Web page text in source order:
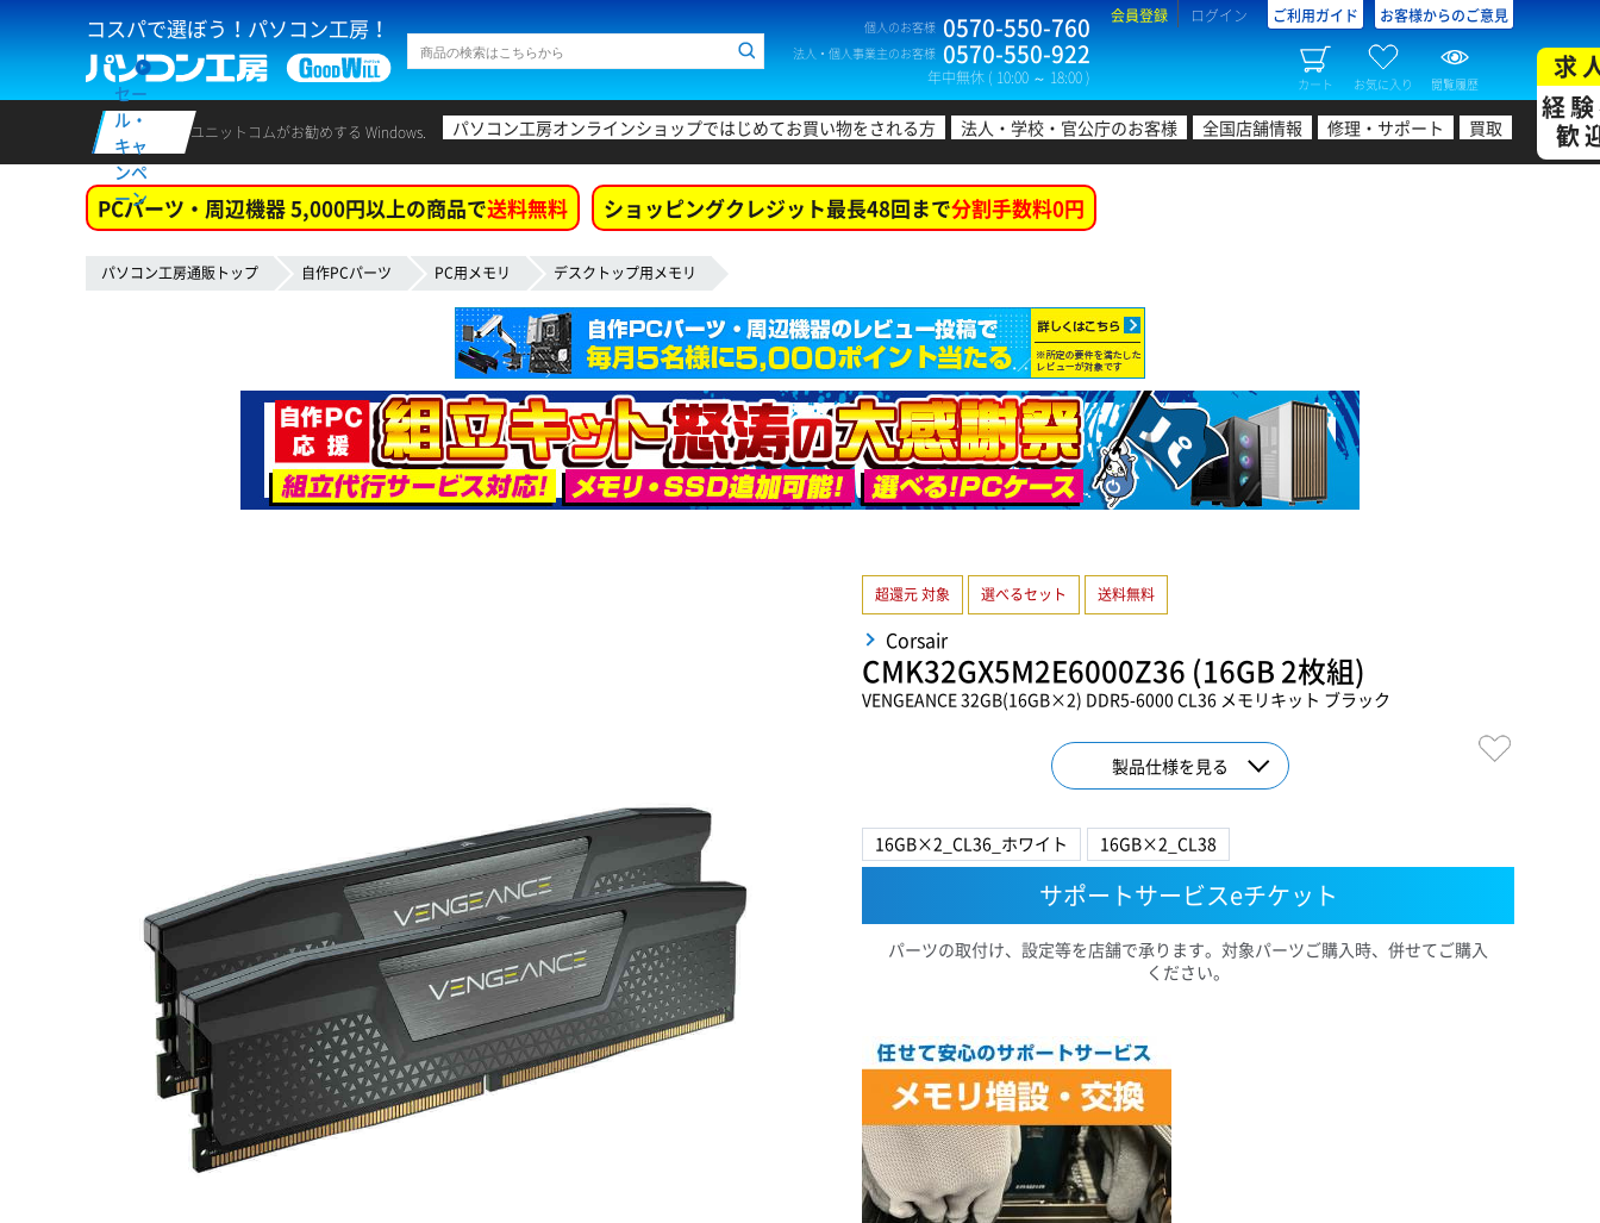
コスパで選ぼう！パソコン工房！ 個人のお客様 0570-550-760
法人・個人事業主のお客様 0570-550-922
年中無休 ( 10:00 ～ 18:00 )
会員登録 ログイン ご利用ガイド お客様からのご意見
カート お気に入り 閲覧履歴
セー
ル・
キャ
ンペ
ーン
ユニットコムがお勧めする Windows. パソコン工房オンラインショップではじめてお買い物をされる方 法人・学校・官公庁のお客様 全国店舗情報 修理・サポート 買取
求
経
歓
PCパーツ・周辺機器 5,000円以上の商品で送料無料 ショッピングクレジット最長48回まで分割手数料0円
パソコン工房通販トップ 自作PCパーツ PC用メモリ デスクトップ用メモリ
超還元 対象 選べるセット 送料無料
Corsair
CMK32GX5M2E6000Z36 (16GB 2枚組)
VENGEANCE 32GB(16GB×2) DDR5-6000 CL36 メモリキット ブラック
製品仕様を見る
16GB×2_CL36_ホワイト 16GB×2_CL38
サポートサービスeチケット
パーツの取付け、設定等を店舗で承ります。対象パーツご購入時、併せてご購入
ください。